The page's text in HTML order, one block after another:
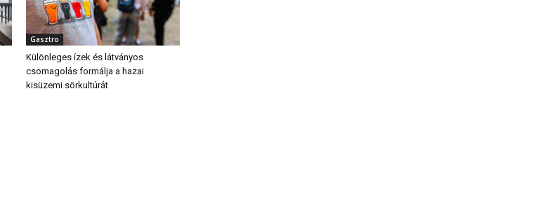
Gasztro
Különleges ízek és látványos
csomagolás formálja a hazai
kisüzemi sörkultúrát